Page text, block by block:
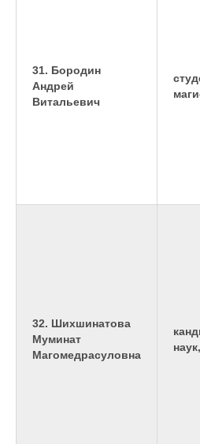
31. Бородин
Андрей
Витальевич
32. Шихшинатова
Муминат
Магомедрасуловна